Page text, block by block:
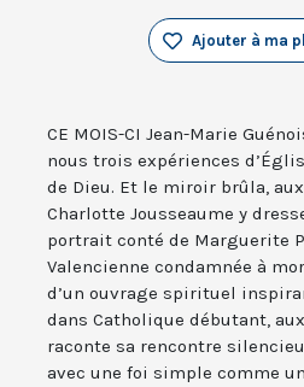
Ajouter à ma
CE MOIS-CI Jean-Marie
nous trois expériences
de Dieu. Et le miroir brûla,
Charlotte Jousseaume y
portrait conté de Marguerite
Valencienne condamnée à
d’un ouvrage spirituel
dans Catholique débutant,
raconte sa rencontre
avec une foi simple comme